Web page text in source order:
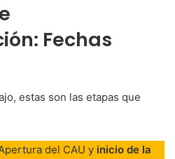
Fechas
estas son las etapas que
del CAU y inicio de la